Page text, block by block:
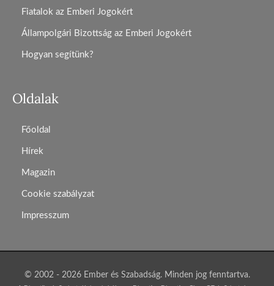
Fiatalok az Emberi Jogokért
Állampolgári Bizottság az Emberi Jogokért
Hogyan segítünk?
Oldalak
Főoldal
Hírek
Magazin
Cookie szabályzat
Impresszum
© 2002 - 2026 Ember és Szabadság. Minden jog fenntartva.